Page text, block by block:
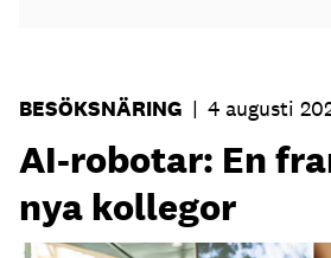
BESÖKSNÄRING | 4 augusti
AI-robotar: En
nya kollegor